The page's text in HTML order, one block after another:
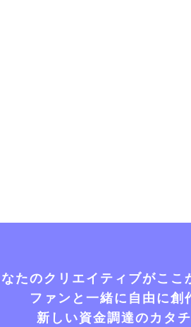
たのクリエイティブがここ
ファンと一緒に自由に創
新しい資金調達のカタ